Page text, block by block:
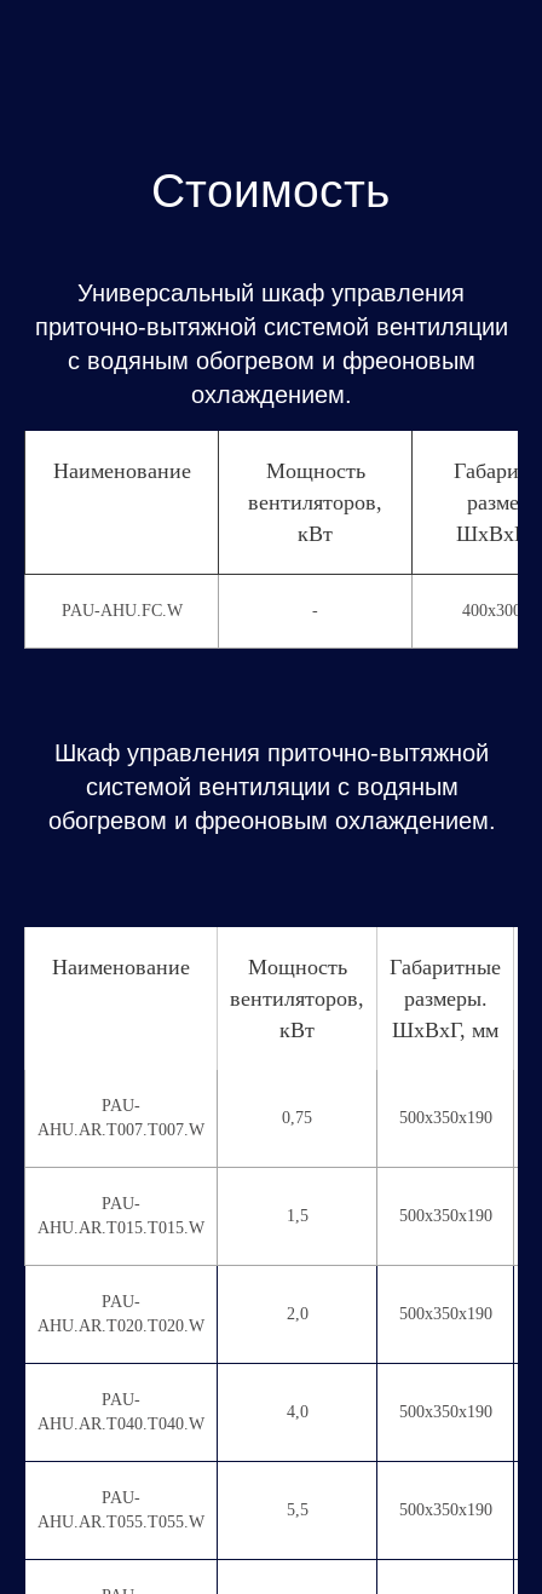
Наименование
Мощность
вентиляторов,
кВт
ШхВхГ,
PAU-AHU.FC.W -
Наименование
Мощность
вентиляторов,
кВт
Габаритные
размеры.
ШхВхГ, мм
PAU-
AHU.AR.T007.T007.W
0,75 500х350х190
PAU-
AHU.AR.T015.T015.W
1,5 500х350х190
PAU-
AHU.AR.T020.T020.W
2,0 500х350х190
PAU-
AHU.AR.T040.T040.W
4,0 500х350х190
PAU-
AHU.AR.T055.T055.W
5,5 500х350х190
Шкаф управления приточно-вытяжной
системой вентиляции с электрическим
обогревом и фреоновым охлаждением.
Ступенчатая регулировка.
Сертификат
Контакты